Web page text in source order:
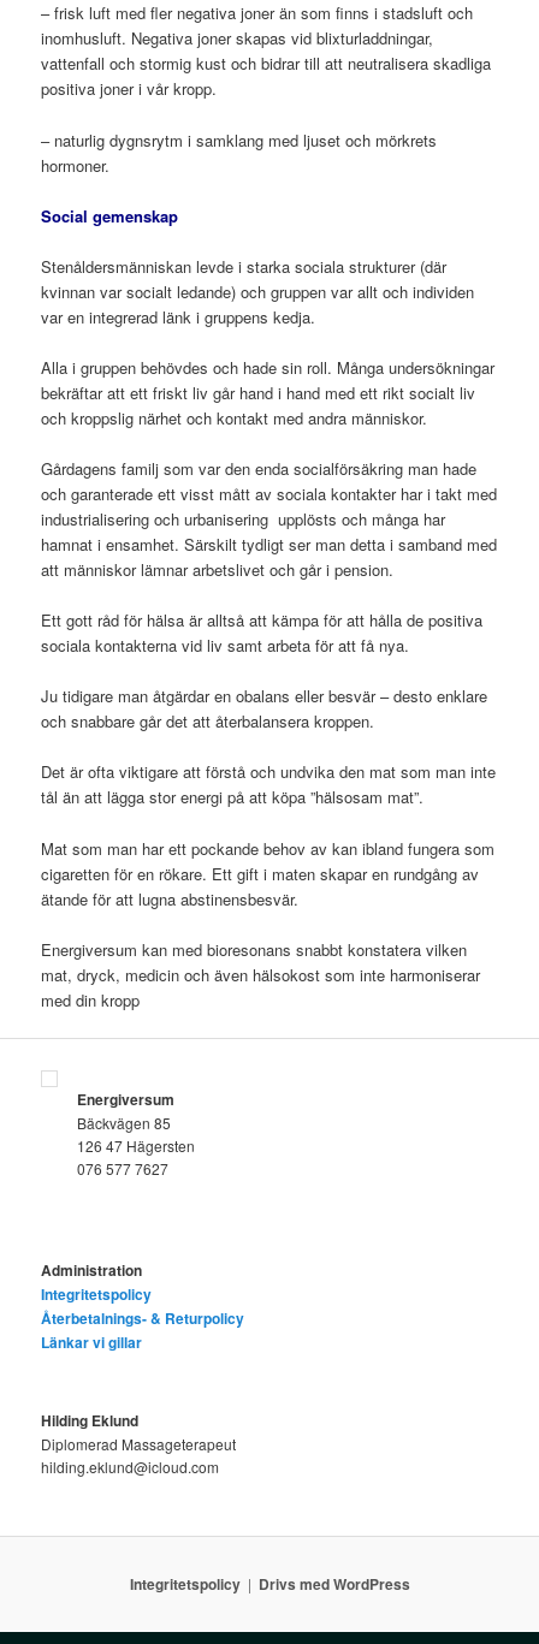
– frisk luft med fler negativa joner än som finns i stadsluft och
inomhusluft. Negativa joner skapas vid blixturladdningar,
vattenfall och stormig kust och bidrar till att neutralisera skadliga
positiva joner i vår kropp.
– naturlig dygnsrytm i samklang med ljuset och mörkrets
hormoner.
Social gemenskap
Stenåldersmänniskan levde i starka sociala strukturer (där
kvinnan var socialt ledande) och gruppen var allt och individen
var en integrerad länk i gruppens kedja.
Alla i gruppen behövdes och hade sin roll. Många undersökningar
bekräftar att ett friskt liv går hand i hand med ett rikt socialt liv
och kroppslig närhet och kontakt med andra människor.
Gårdagens familj som var den enda socialförsäkring man hade
och garanterade ett visst mått av sociala kontakter har i takt med
industrialisering och urbanisering upplösts och många har
hamnat i ensamhet. Särskilt tydligt ser man detta i samband med
att människor lämnar arbetslivet och går i pension.
Ett gott råd för hälsa är alltså att kämpa för att hålla de positiva
sociala kontakterna vid liv samt arbeta för att få nya.
Ju tidigare man åtgärdar en obalans eller besvär – desto enklare
och snabbare går det att återbalansera kroppen.
Det är ofta viktigare att förstå och undvika den mat som man inte
tål än att lägga stor energi på att köpa ”hälsosam mat”.
Mat som man har ett pockande behov av kan ibland fungera som
cigaretten för en rökare. Ett gift i maten skapar en rundgång av
ätande för att lugna abstinensbesvär.
Energiversum kan med bioresonans snabbt konstatera vilken
mat, dryck, medicin och även hälsokost som inte harmoniserar
med din kropp
Energiversum
Bäckvägen 85
126 47 Hägersten
076 577 7627
Administration
Integritetspolicy
Återbetalnings- & Returpolicy
Länkar vi gillar
Hilding Eklund
Diplomerad Massageterapeut
hilding.eklund@icloud.com
Integritetspolicy Drivs med WordPress